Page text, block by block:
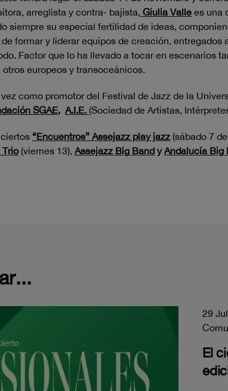
arreglista y contra- bajista, Giulia Valle es una
siempre su especial fertilidad de ideas,
formar y liderar equipos de creación,
Factor que lo ha llevado a tocar en escenarios
europeos y transoceánicos.
como promotor del Festival de Jazz de la
SGAE, A.I.E. (Sociedad de Artistas,
“Encuentros” Assejazz play jazz (sábado 7
Trio (viernes 13), Assejazz Big Band y Andalucía Big
29
El